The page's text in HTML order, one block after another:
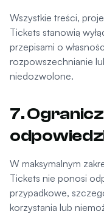
Wszystkie treści,
Tickets stanowią
przepisami o
rozpowszechnianie
niedozwolone.
7.
W maksymalnym
Tickets nie ponosi
przypadkowe,
korzystania lub